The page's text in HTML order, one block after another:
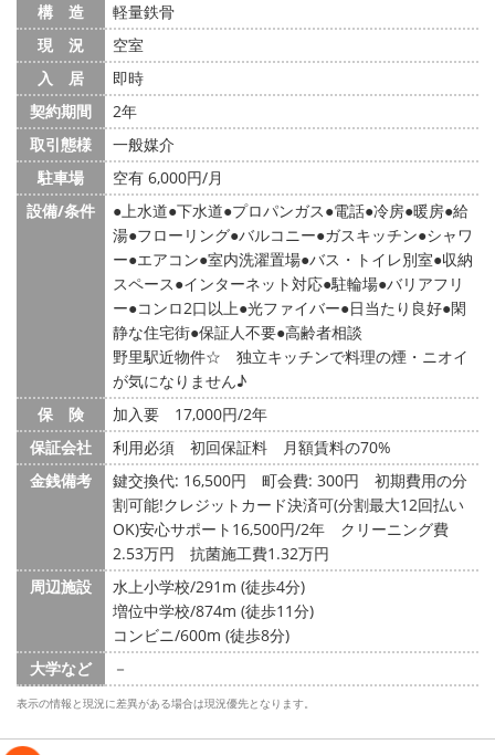
構 造
軽量鉄骨
現 況
空室
入 居
即時
契約期間
2年
取引態様
一般媒介
駐車場
空有 6,000円/月
設備/条件
上水道 下水道 プロパンガス 電話 冷房 暖房 給
湯 フローリング バルコニー ガスキッチン シャワ
ー エアコン 室内洗濯置場 バス・トイレ別室 収納
スペース インターネット対応 駐輪場 バリアフリ
ー コンロ2口以上 光ファイバー 日当たり良好 閑
静な住宅街 保証人不要 高齢者相談
野里駅近物件☆ 独立キッチンで料理の煙・ニオイ
が気になりません♪
保 険
加入要 17,000円/2年
保証会社
利用必須 初回保証料 月額賃料の70%
金銭備考
鍵交換代: 16,500円 町会費: 300円
初期費用の分
割可能!クレジットカード決済可(分割最大12回払い
OK)安心サポート16,500円/2年 クリーニング費
2.53万円 抗菌施工費1.32万円
周辺施設
水上小学校/291m (徒歩4分)
増位中学校/874m (徒歩11分)
コンビニ/600m (徒歩8分)
大学など
－
表示の情報と現況に差異がある場合は現況優先となります。